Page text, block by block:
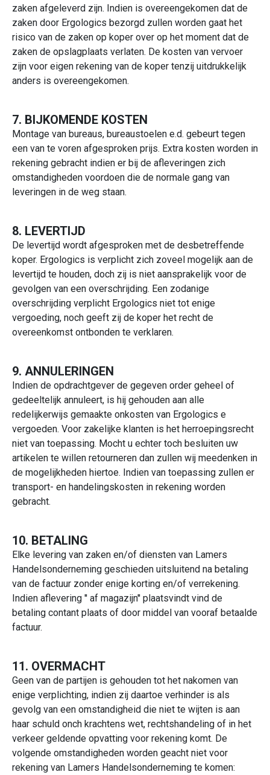
zaken afgeleverd zijn. Indien is overeengekomen dat de
zaken door Ergologics bezorgd zullen worden gaat het
risico van de zaken op koper over op het moment dat de
zaken de opslagplaats verlaten. De kosten van vervoer
zijn voor eigen rekening van de koper tenzij uitdrukkelijk
anders is overeengekomen.
7. BIJKOMENDE KOSTEN
Montage van bureaus, bureaustoelen e.d. gebeurt tegen
een van te voren afgesproken prijs. Extra kosten worden in
rekening gebracht indien er bij de afleveringen zich
omstandigheden voordoen die de normale gang van
leveringen in de weg staan.
8. LEVERTIJD
De levertijd wordt afgesproken met de desbetreffende
koper. Ergologics is verplicht zich zoveel mogelijk aan de
levertijd te houden, doch zij is niet aansprakelijk voor de
gevolgen van een overschrijding. Een zodanige
overschrijding verplicht Ergologics niet tot enige
vergoeding, noch geeft zij de koper het recht de
overeenkomst ontbonden te verklaren.
9. ANNULERINGEN
Indien de opdrachtgever de gegeven order geheel of
gedeeltelijk annuleert, is hij gehouden aan alle
redelijkerwijs gemaakte onkosten van Ergologics e
vergoeden. Voor zakelijke klanten is het herroepingsrecht
niet van toepassing. Mocht u echter toch besluiten uw
artikelen te willen retourneren dan zullen wij meedenken in
de mogelijkheden hiertoe. Indien van toepassing zullen er
transport- en handelingskosten in rekening worden
gebracht.
10. BETALING
Elke levering van zaken en/of diensten van Lamers
Handelsonderneming geschieden uitsluitend na betaling
van de factuur zonder enige korting en/of verrekening.
Indien aflevering '' af magazijn'' plaatsvindt vind de
betaling contant plaats of door middel van vooraf betaalde
factuur.
11. OVERMACHT
Geen van de partijen is gehouden tot het nakomen van
enige verplichting, indien zij daartoe verhinder is als
gevolg van een omstandigheid die niet te wijten is aan
haar schuld onch krachtens wet, rechtshandeling of in het
verkeer geldende opvatting voor rekening komt. De
volgende omstandigheden worden geacht niet voor
rekening van Lamers Handelsonderneming te komen: